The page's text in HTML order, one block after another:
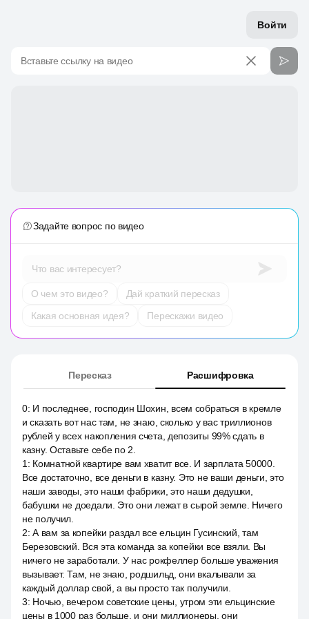
Войти
Вставьте ссылку на видео
Задайте вопрос по видео
Что вас интересует?
О чем это видео?
Дай краткий пересказ
Какая основная идея?
Перескажи видео
Пересказ Расшифровка
0: И последнее, господин Шохин, всем собраться в кремле
и сказать вот нас там, не знаю, сколько у вас триллионов
рублей у всех накопления счета, депозиты 99% сдать в
казну. Оставьте себе по 2.
1 : Комнатной квартире вам хватит все. И зарплата 50000.
Все достаточно, все деньги в казну. Это не ваши деньги, это
наши заводы, это наши фабрики, это наши дедушки,
бабушки не доедали. Это они лежат в сырой земле. Ничего
не получил.
2:А вам за копейки раздал все ельцин Гусинский, там
Березовский. Вся эта команда за копейки все взяли. Вы
ничего не заработали. У нас рокфеллер больше уважения
вызывает. Там, не знаю, родшильд, они вкалывали за
каждый доллар свой, а вы просто так получили.
3: Ночью, вечером советские цены, утром эти ельцинские
цены в 1000 раз больше, и они миллионеры, они